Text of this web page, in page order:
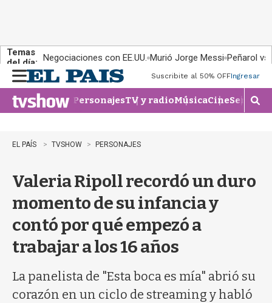
Temas
del día: Negociaciones con EE.UU. Murió Jorge Messi Peñarol
n
u
Suscribite al 50% OFFIngresar
PersonajesTV y radioMúsicaCineSeries
M
o
r
b
EL PAÍS TVSHOW PERSONAJES
Valeria Ripoll recordó un duro
momento de su infancia y
contó por qué empezó a
trabajar a los 16 años
La panelista de "Esta boca es mía" abrió su
corazón en un ciclo de streaming y habló